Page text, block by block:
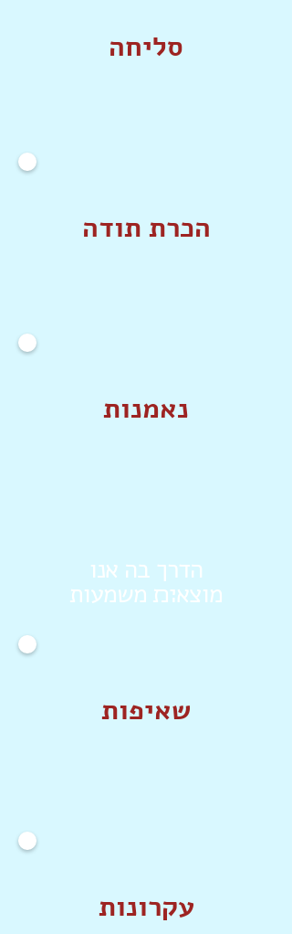
סליחה
הכרת תודה
נאמנות
הדרך בה אנו
מוצא׊׉ משמעות
שאיפות
עקרונות